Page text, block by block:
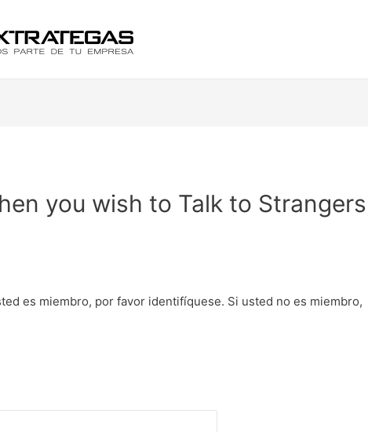
you wish to Talk to Strangers
es miembro, por favor identifíquese. Si usted no es miembro,